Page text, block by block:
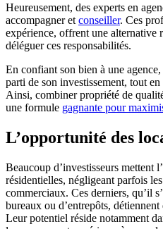
Heureusement, des experts en
accompagner et conseiller. Ces
expérience, offrent une alternative
déléguer ces responsabilités.
En confiant son bien à une
parti de son investissement, tout
Ainsi, combiner propriété de
une formule gagnante pour
L’opportunité des
Beaucoup d’investisseurs mettent
résidentielles, négligeant parfois
commerciaux. Ces derniers, qu’il
bureaux ou d’entrepôts,
Leur potentiel réside notamment